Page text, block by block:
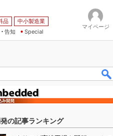
品
中小製造業
告知 Special
マイページ
の記事ランキング